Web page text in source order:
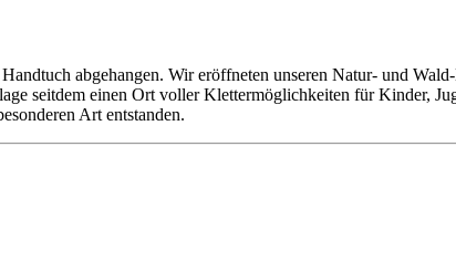
abgehangen. Wir eröffneten unseren Natur- und
seitdem einen Ort voller Klettermöglichkeiten für Kinder,
Art entstanden.